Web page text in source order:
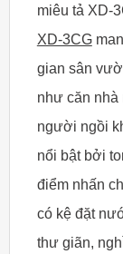
miêu tả XD-
XD-3CG
gian sân
như căn nhà
người ngồi
nổi bật bởi
điểm nhấn
có kệ đặt
thư giãn,